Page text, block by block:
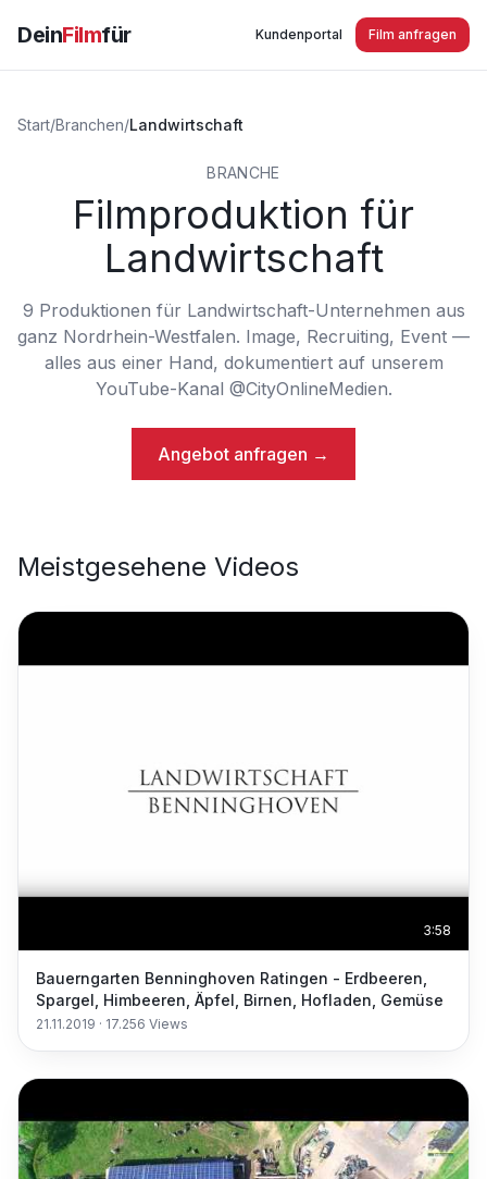
DeinFilmfür Kundenportal Film anfragen
Start/Branchen/Landwirtschaft
BRANCHE
Filmproduktion für
Landwirtschaft
9 Produktionen für Landwirtschaft-Unternehmen aus
ganz Nordrhein-Westfalen. Image, Recruiting, Event —
alles aus einer Hand, dokumentiert auf unserem
YouTube-Kanal @CityOnlineMedien.
Angebot anfragen →
Meistgesehene Videos
3:58
Bauerngarten Benninghoven Ratingen - Erdbeeren,
Spargel, Himbeeren, Äpfel, Birnen, Hofladen, Gemüse
21.11.2019 · 17.256 Views